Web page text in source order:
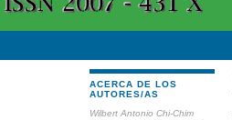
ACERCA DE LOS
AUTORES/AS
Wilbert Antonio Chi-Chim